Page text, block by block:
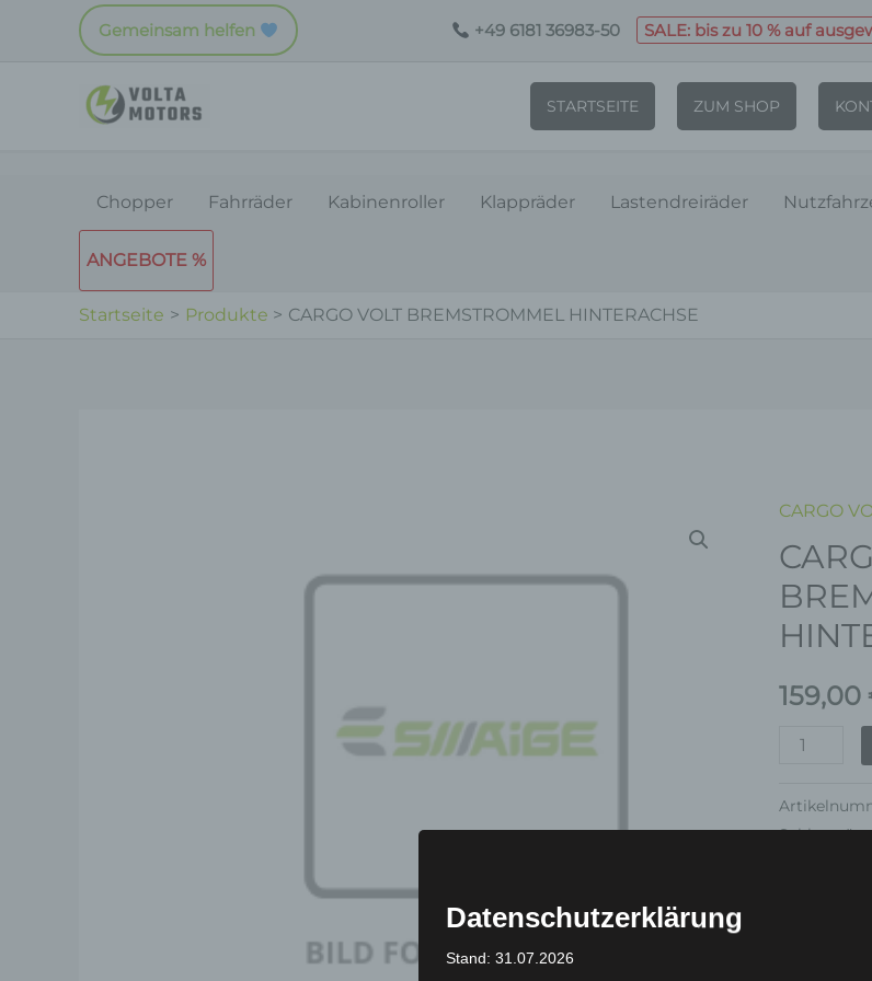
Gemeinsam helfen +49 6181 36983-50 SALE: bis zu 10 % auf
STARTSEITE ZUM SHOP
Chopper Fahrräder Kabinenroller Klappräder Lastendreiräder
ANGEBOTE %
Startseite Produkte CARGO VOLT BREMSTROMMEL HINTERACHSE
CARGO
159,00
CARGO
VOLT
Menge
Datenschutzerklärung
Stand: 31.07.2026